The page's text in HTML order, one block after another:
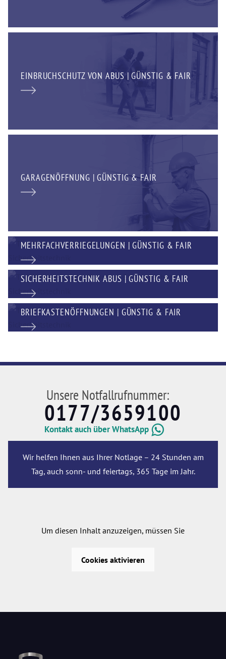
EINBRUCHSCHUTZ VON ABUS | GÜNSTIG & FAIR
GARAGENÖFFNUNG | GÜNSTIG & FAIR
MEHRFACHVERRIEGELUNGEN | GÜNSTIG & FAIR
SICHERHEITSTECHNIK ABUS | GÜNSTIG & FAIR
BRIEFKASTENÖFFNUNGEN | GÜNSTIG & FAIR
Unsere Notfallrufnummer:
0177/3659100
Kontakt auch über WhatsApp
Wir helfen Ihnen aus Ihrer Notlage – 24 Stunden am
Tag, auch sonn- und feiertags, 365 Tage im Jahr.
Um diesen Inhalt anzuzeigen, müssen Sie
Cookies aktivieren